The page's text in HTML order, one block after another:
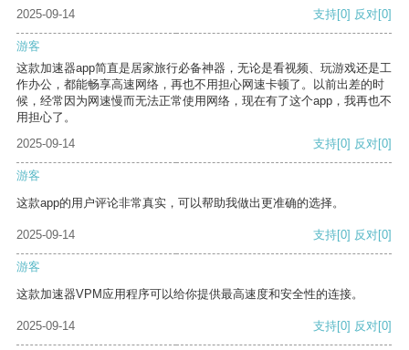
2025-09-14
支持[0] 反对[0]
游客
这款加速器app简直是居家旅行必备神器，无论是看视频、玩游戏还是工
作办公，都能畅享高速网络，再也不用担心网速卡顿了。以前出差的时
候，经常因为网速慢而无法正常使用网络，现在有了这个app，我再也不
用担心了。
2025-09-14
支持[0] 反对[0]
游客
这款app的用户评论非常真实，可以帮助我做出更准确的选择。
2025-09-14 支持[0] 反对[0]
游客
这款加速器VPM应用程序可以给你提供最高速度和安全性的连接。
2025-09-14 支持[0] 反对[0]